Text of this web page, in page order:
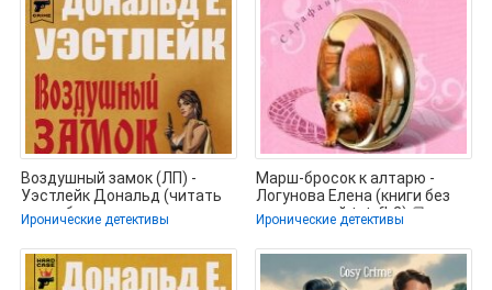
Воздушный замок (ЛП) -
Уэстлейк Дональд (читать
книги бесплатно полностью
без
Иронические детективы
Марш-бросок к алтарю -
Логунова Елена (книги без
сокращений txt, fb2) 📗
Иронические детективы